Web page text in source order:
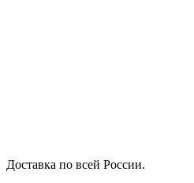
Доставка по всей России.